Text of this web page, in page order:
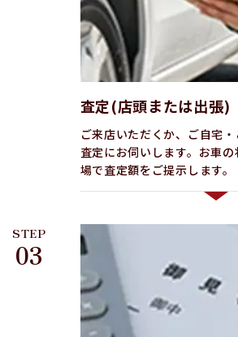
査定(店頭または出張)
ご来店いただくか、ご自宅
査定にお伺いします。お車
場で査定額をご提示します。
STEP
03